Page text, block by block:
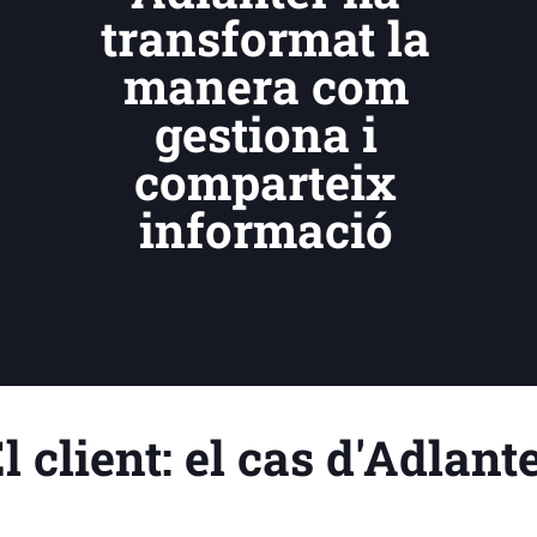
transformat la
manera com
gestiona i
comparteix
informació
client: el cas